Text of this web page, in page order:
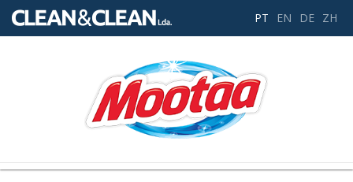
PT EN DE ZH
Toggle